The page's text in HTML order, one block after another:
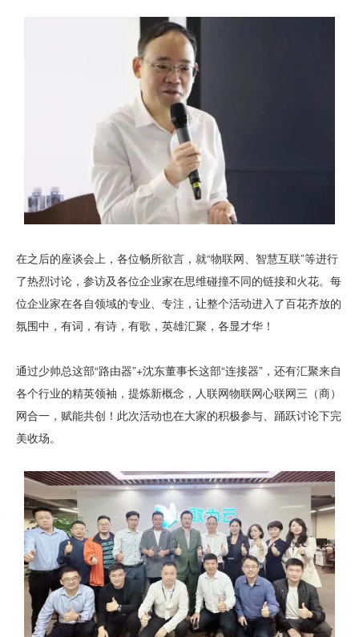
在之后的座谈会上，各位畅所欲言，就“物联网、智慧互联”等进行
了热烈讨论，参访及各位企业家在思维碰撞不同的链接和火花。每
位企业家在各自领域的专业、专注，让整个活动进入了百花齐放的
氛围中，有词，有诗，有歌，英雄汇聚，各显才华！
通过少帅总这部“路由器”+沈东董事长这部“连接器”，还有汇聚来自
各个行业的精英领袖，提炼新概念，人联网物联网心联网三（商）
网合一，赋能共创！此次活动也在大家的积极参与、踊跃讨论下完
美收场。